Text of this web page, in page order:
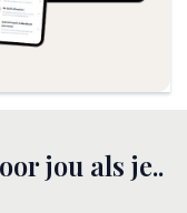
jou als je..